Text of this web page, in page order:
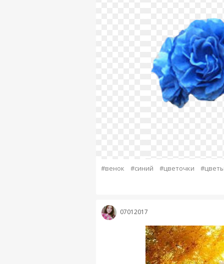
#венок #синий #цветочки
07012017